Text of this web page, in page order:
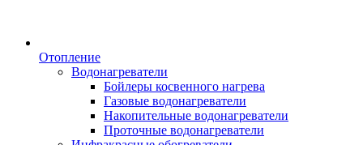
Отопление
Водонагреватели
Бойлеры косвенного нагрева
Газовые водонагреватели
Накопительные водонагреватели
Проточные водонагреватели